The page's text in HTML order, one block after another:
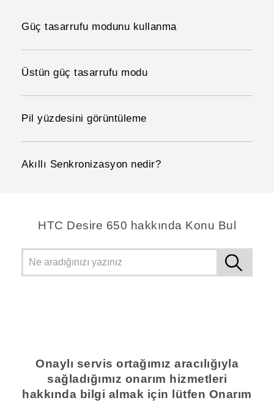
Güç tasarrufu modunu kullanma
Üstün güç tasarrufu modu
Pil yüzdesini görüntüleme
Akıllı Senkronizasyon nedir?
HTC Desire 650 hakkında Konu Bul
Onaylı servis ortağımız aracılığıyla
sağladığımız onarım hizmetleri
hakkında bilgi almak için lütfen Onarım